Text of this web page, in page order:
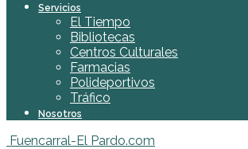
Servicios
El Tiempo
Bibliotecas
Centros Culturales
Farmacias
Polideportivos
Tráfico
Nosotros
Fuencarral-El Pardo.com